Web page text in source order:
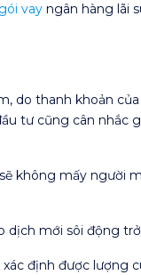
gói vay ngân hàng lãi
do thanh khoản
tư cũng cân nhắc
không mấy người
mới sôi động trở
định được lượng